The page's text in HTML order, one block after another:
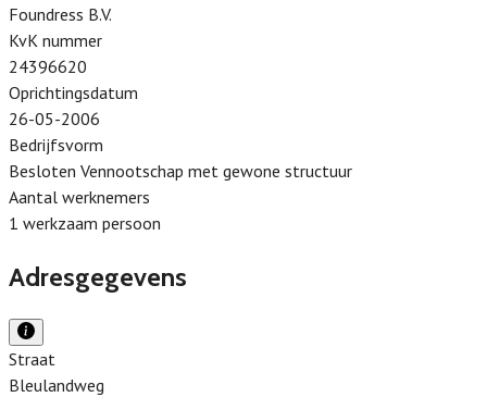
Foundress B.V.
KvK nummer
24396620
Oprichtingsdatum
26-05-2006
Bedrijfsvorm
Besloten Vennootschap met gewone structuur
Aantal werknemers
1 werkzaam persoon
Adresgegevens
Straat
Bleulandweg